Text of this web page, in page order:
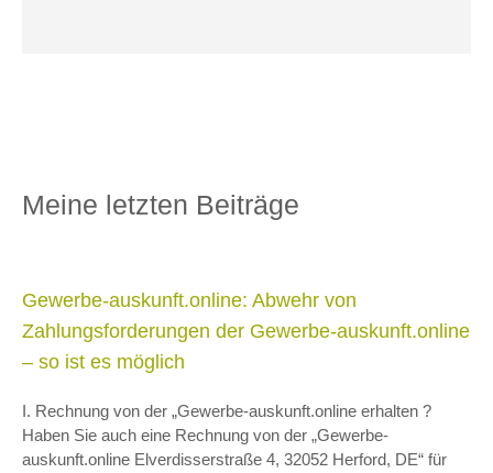
Meine letzten Beiträge
Gewerbe-auskunft.online: Abwehr von
Zahlungsforderungen der Gewerbe-auskunft.online
– so ist es möglich
I. Rechnung von der „Gewerbe-auskunft.online erhalten ?
Haben Sie auch eine Rechnung von der „Gewerbe-
auskunft.online Elverdisserstraße 4, 32052 Herford, DE“ für